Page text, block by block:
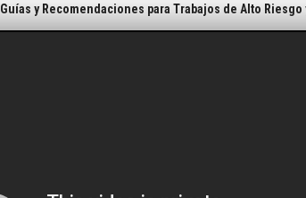
Guías y Recomendaciones para Trabajos de Alto